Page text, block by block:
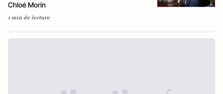
Chloé Morin
1 min de lecture